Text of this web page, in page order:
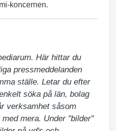
koncernen.
Här hittar du
pressmeddelanden
ställe. Letar du efter
söka på län, bolag
verksamhet såsom
mera. Under "bilder"